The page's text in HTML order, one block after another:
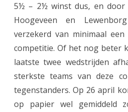
5½ – 2½ winst dus, en door
Hoogeveen en
verzekerd van minimaal
competitie. Of het nog beter
laatste twee wedstrijden
sterkste teams van deze
tegenstanders. Op 26 april
op papier wel gemiddeld